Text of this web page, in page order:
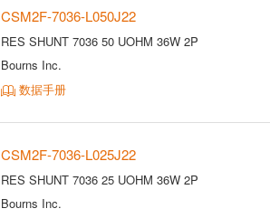
CSM2F-7036-L050J22
RES SHUNT 7036 50 UOHM 36W 2P
Bourns Inc.
数据手册
CSM2F-7036-L025J22
RES SHUNT 7036 25 UOHM 36W 2P
Bourns Inc.